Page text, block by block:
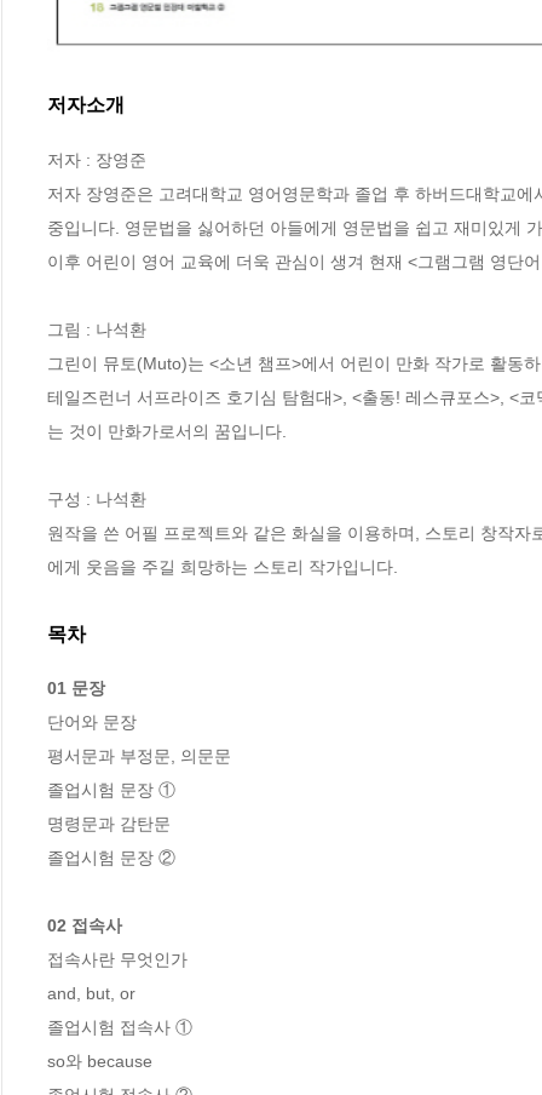
저자소개
저자 : 장영준
저자 장영준은 고려대학교 영어영문학과 졸업 후 하버드대학교
중입니다. 영문법을 싫어하던 아들에게 영문법을 쉽고 재미있게
이후 어린이 영어 교육에 더욱 관심이 생겨 현재 <그램그램 영단
그림 : 나석환
그린이 뮤토(Muto)는 <소년 챔프>에서 어린이 만화 작가로 활동
테일즈런너 서프라이즈 호기심 탐험대>, <출동! 레스큐포스>, <
는 것이 만화가로서의 꿈입니다.
구성 : 나석환
원작을 쓴 어필 프로젝트와 같은 화실을 이용하며, 스토리 창작
에게 웃음을 주길 희망하는 스토리 작가입니다.
목차
01 문장
단어와 문장
평서문과 부정문, 의문문
졸업시험 문장 ①
명령문과 감탄문
졸업시험 문장 ②
02 접속사
접속사란 무엇인가
and, but, or
졸업시험 접속사 ①
so와 because